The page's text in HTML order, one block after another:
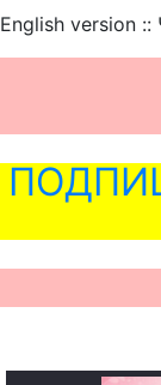
English version ::